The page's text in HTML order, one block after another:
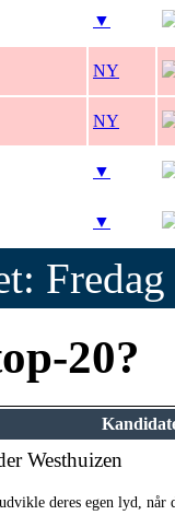
▼
NY
NY
▼
▼
20?
Westhuizen
deres egen lyd,